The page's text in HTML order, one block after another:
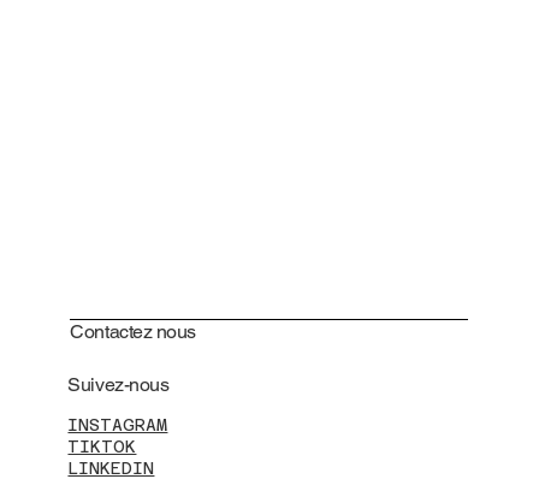
Contactez nous
INSTAGRAM
TIKTOK
LINKEDIN
Suivez-nous